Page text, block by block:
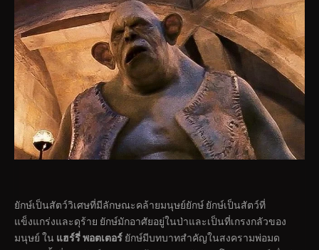
ยักษ์เป็นสัตว์วิเศษที่มีลักษณะคล้ายมนุษย์ยักษ์ ยักษ์เป็นสัตว์ที่
แข็งแกร่งและดุร้าย ยักษ์มักอาศัยอยู่ในป่าและเป็นที่เกรงกลัวของ
มนุษย์ ใน แฮร์รี่ พอตเตอร์ ยักษ์มีบทบาทสำคัญในสงครามพ่อมด